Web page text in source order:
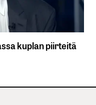
kuplan piirteitä